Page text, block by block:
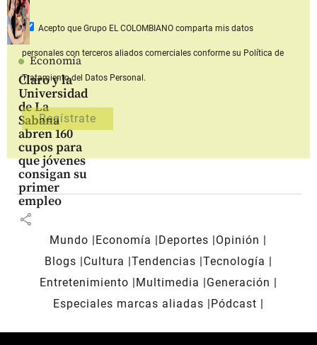
Economía
Claro y la
Universidad
de La
Sabana
abren 160
cupos para
que jóvenes
consigan su
primer
empleo
share
Acepto que Grupo EL COLOMBIANOcomparta mis datos
personales con terceros aliados comerciales conforme su Política de
Tratamiento del Datos Personal.
Mundo Economía Deportes
Opinión
Blogs
Cultura Tendencias Tecnología
Entretenimiento
Multimedia
Generación
Especiales marcas aliadas
Pódcast